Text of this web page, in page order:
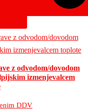
z odvodom/dovodom
izmenjevalcem
DDV